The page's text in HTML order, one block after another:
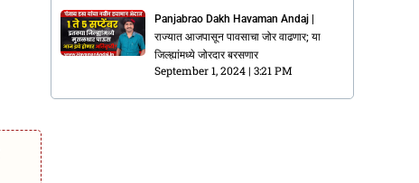
Panjabrao Dakh Havaman Andaj |
राज्यात आजपासून पावसाचा जोर वाढणार; या
जिल्ह्यांमध्ये जोरदार बरसणार
September 1, 2024 3:21 PM